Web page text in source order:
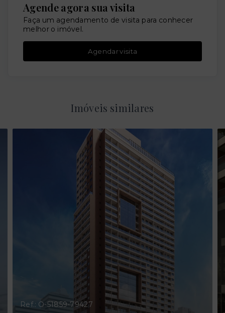
Agende agora sua visita
Faça um agendamento de visita para conhecer
melhor o imóvel.
Agendar visita
Imóveis similares
Ref.: O-51859-79427